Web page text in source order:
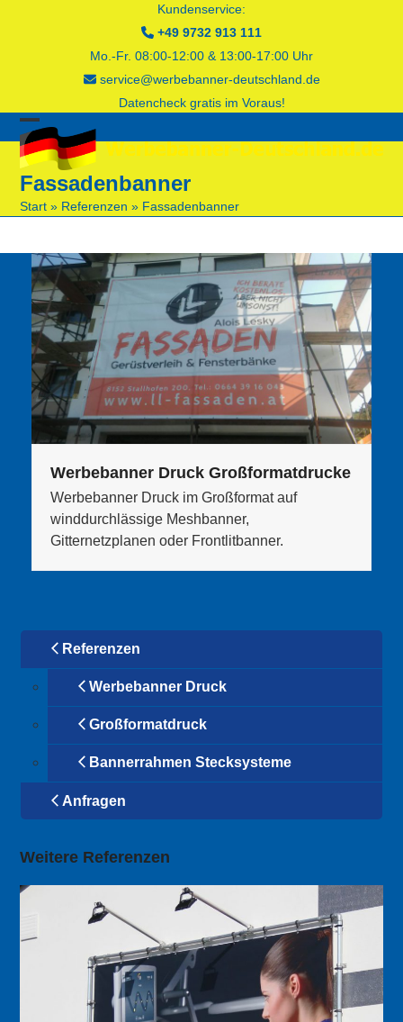
Kundenservice:
+49 9732 913 111
Mo.-Fr. 08:00-12:00 & 13:00-17:00 Uhr
service@werbebanner-deutschland.de
Datencheck gratis im Voraus!
Open
mobile
menu
Close
mobile
menu
Fassadenbanner
Start » Referenzen » Fassadenbanner
Werbebanner Druck Großformatdrucke
Werbebanner Druck im Großformat auf
winddurchlässige Meshbanner,
Gitternetzplanen oder Frontlitbanner.
Referenzen
Werbebanner Druck
Großformatdruck
Bannerrahmen Stecksysteme
Anfragen
Weitere Referenzen